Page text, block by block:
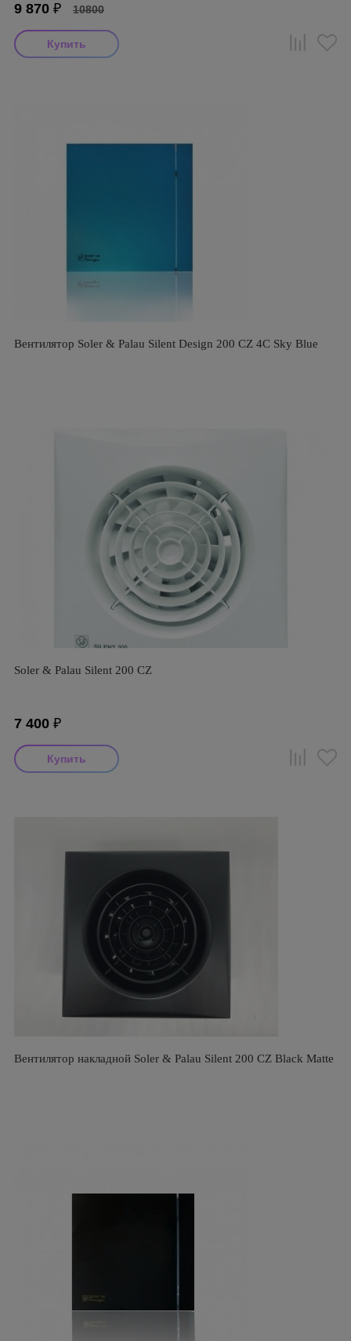
9 870 ₽ 10800
Вентилятор Soler & Palau Silent Design 200 CZ 4C Sky Blue
Soler & Palau Silent 200 CZ
7 400 ₽
Вентилятор накладной Soler & Palau Silent 200 CZ Black Matte